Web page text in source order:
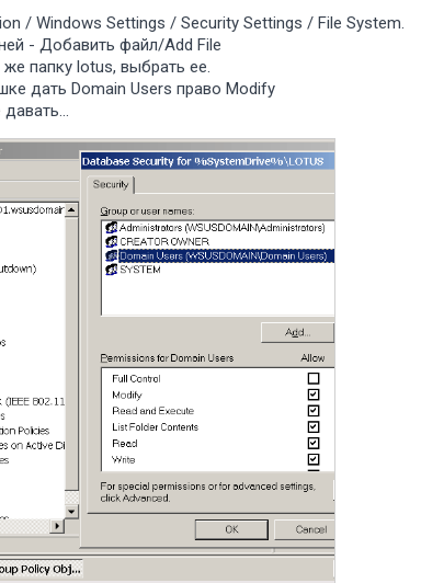
/ Windows Settings / Security Settings / File System.
- Добавить файл/Add File
папку lotus, выбрать ее.
дать Domain Users право Modify